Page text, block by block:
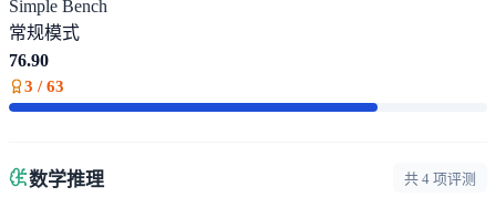
Simple Bench
常规模式
76.90
3 / 63
数学推理 共 4 项评测